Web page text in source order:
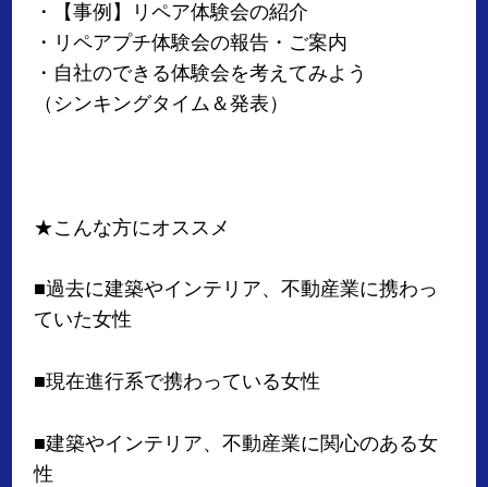
・【事例】リペア体験会の紹介
・リペアプチ体験会の報告・ご案内
・自社のできる体験会を考えてみよう
（シンキングタイム＆発表）
★こんな方にオススメ
■過去に建築やインテリア、不動産業に携わっ
ていた女性
■現在進行系で携わっている女性
■建築やインテリア、不動産業に関心のある女
性